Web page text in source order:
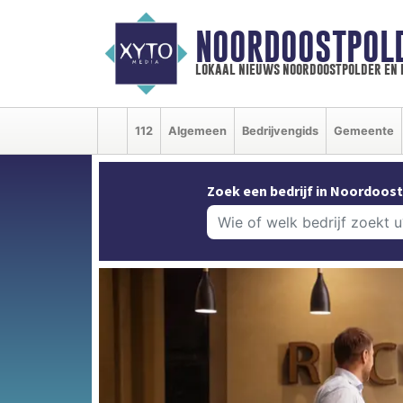
lokaal nieuws noordoostpolder
112 Algemeen Bedrijvengids Gemeente
Zoek een bedrijf in